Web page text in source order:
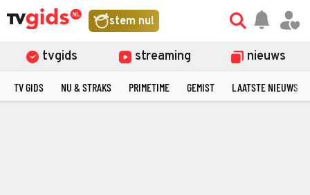
stem nu!
tvgids streaming nieuws
TV GIDS NU & STRAKS PRIMETIME GEMIST LAATSTE NIEUWS